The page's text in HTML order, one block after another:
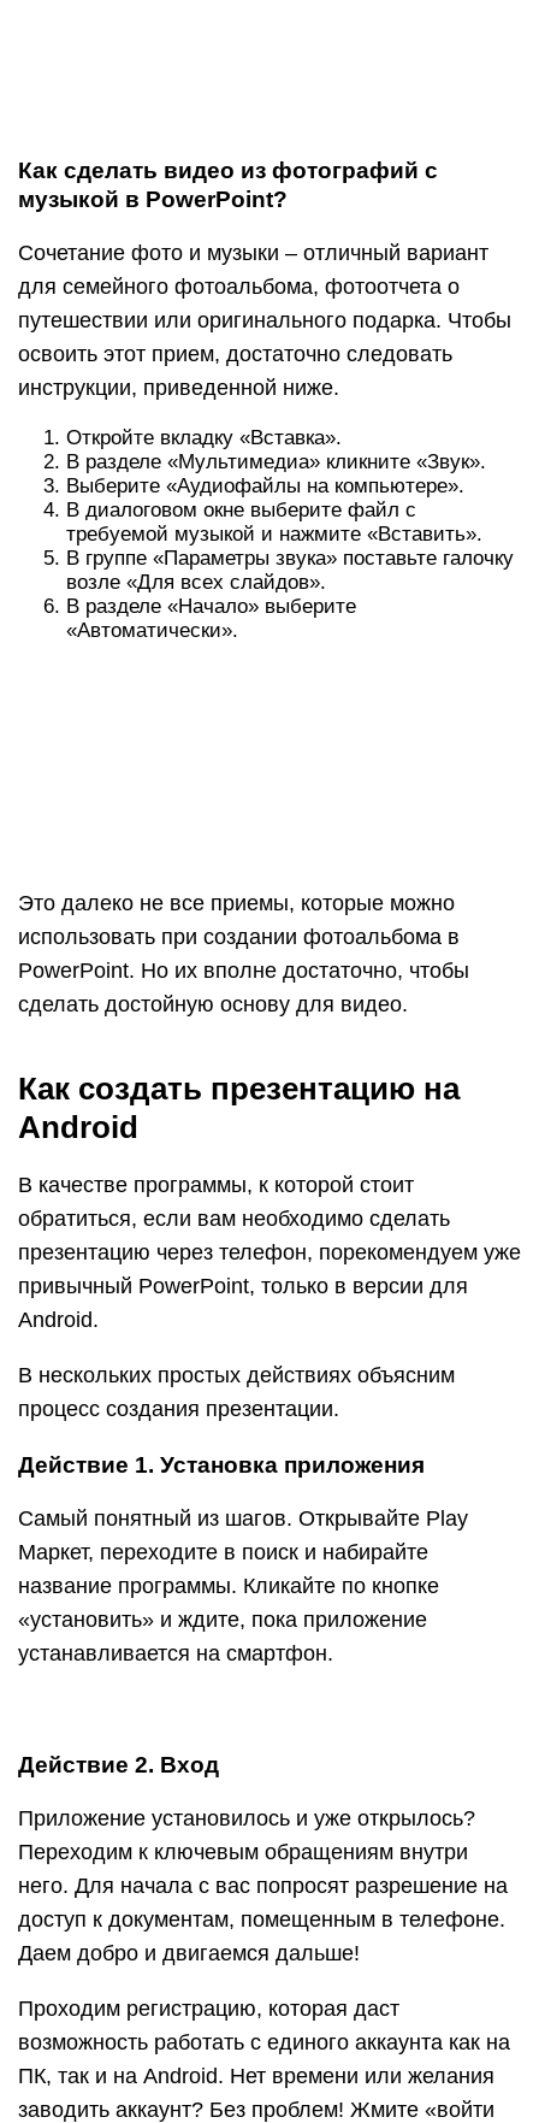
Как сделать видео из фотографий с
музыкой в PowerPoint?
Сочетание фото и музыки – отличный вариант
для семейного фотоальбома, фотоотчета о
путешествии или оригинального подарка. Чтобы
освоить этот прием, достаточно следовать
инструкции, приведенной ниже.
Откройте вкладку «Вставка».
В разделе «Мультимедиа» кликните «Звук».
Выберите «Аудиофайлы на компьютере».
В диалоговом окне выберите файл с
требуемой музыкой и нажмите «Вставить».
В группе «Параметры звука» поставьте галочку
возле «Для всех слайдов».
В разделе «Начало» выберите
«Автоматически».
Это далеко не все приемы, которые можно
использовать при создании фотоальбома в
PowerPoint. Но их вполне достаточно, чтобы
сделать достойную основу для видео.
Как создать презентацию на
Android
В качестве программы, к которой стоит
обратиться, если вам необходимо сделать
презентацию через телефон, порекомендуем уже
привычный PowerPoint, только в версии для
Android.
В нескольких простых действиях объясним
процесс создания презентации.
Действие 1. Установка приложения
Самый понятный из шагов. Открывайте Play
Маркет, переходите в поиск и набирайте
название программы. Кликайте по кнопке
«установить» и ждите, пока приложение
устанавливается на смартфон.
Действие 2. Вход
Приложение установилось и уже открылось?
Переходим к ключевым обращениям внутри
него. Для начала с вас попросят разрешение на
доступ к документам, помещенным в телефоне.
Даем добро и двигаемся дальше!
Проходим регистрацию, которая даст
возможность работать с единого аккаунта как на
ПК, так и на Android. Нет времени или желания
заводить аккаунт? Без проблем! Жмите «войти